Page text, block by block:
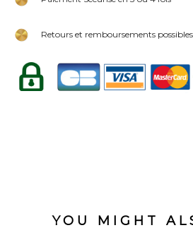
Retours et remboursements
YOU MIGHT